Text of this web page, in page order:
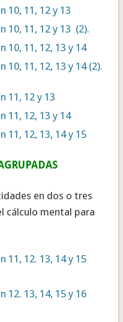
10, 11, 12 y 13
10, 11, 12 y 13 (2).
10, 11, 12, 13 y 14
10, 11, 12, 13 y 14 (2).
11, 12 y 13
11, 12, 13 y 14
11, 12, 13, 14 y 15
en dos o tres
cálculo mental para
11, 12. 13, 14 y 15
12. 13, 14, 15 y 16